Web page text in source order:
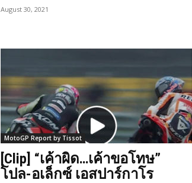
August 30, 2021
MotoGP Report by Tissot
[Clip] “เค้าผิด…เค้าขอโทษ”
โปล-อเล็กซ์ เอสปาร์กาโร